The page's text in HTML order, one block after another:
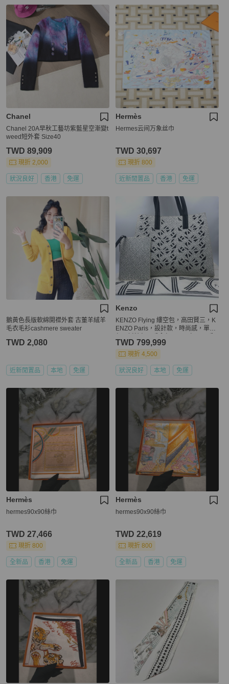
Chanel
Chanel 20A早秋工藝坊紫藍星空漸變t
weed短外套 Size40
TWD 89,909
現折 2,000
狀況良好 香港 免運
Hermès
Hermes云间万象丝巾
TWD 30,697
現折 800
近新閒置品 香港 免運
鵝黃色長版軟綿開襟外套 古董羊絨羊
毛衣毛衫cashmere sweater
TWD 2,080
近新閒置品 本地 免運
Kenzo
KENZO Flying 縷空包，高田賢三，K
ENZO Paris，設計款，時尚感，單肩
真品，正品，現貨【已售出】
TWD 799,999
現折 4,500
狀況良好 本地 免運
Hermès
hermes90x90絲巾
TWD 27,466
現折 800
全新品 香港 免運
Hermès
hermes90x90絲巾
TWD 22,619
現折 800
全新品 香港 免運